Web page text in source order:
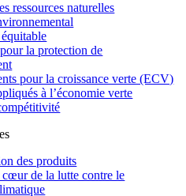
ressources naturelles
la protection de
pour la croissance verte (ECV)
à l’économie verte
des produits
cœur de la lutte contre le